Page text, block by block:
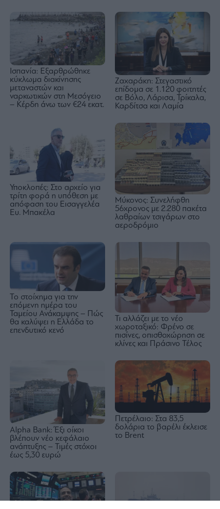
Ισπανία: Εξαρθρώθηκε
κύκλωμα διακίνησης
μεταναστών και
ναρκωτικών στη Μεσόγειο
– Κέρδη άνω των €24 εκατ.
Ζαχαράκη: Στεγαστικό
επίδομα σε 1.120 φοιτητές
σε Βόλο, Λάρισα, Τρίκαλα,
Καρδίτσα και Λαμία
Υποκλοπές: Στο αρχείο για
τρίτη φορά η υπόθεση με
απόφαση του Εισαγγελέα
Ευ. Μπακέλα
Μύκονος: Συνελήφθη
56χρονος με 2.280 πακέτα
λαθραίων τσιγάρων στο
αεροδρόμιο
Το στοίχημα για την
επόμενη ημέρα του
Ταμείου Ανάκαμψης – Πώς
θα καλύψει η Ελλάδα το
επενδυτικό κενό
Τι αλλάζει με το νέο
χωροταξικό: Φρένο σε
πισίνες, οπισθοχώρηση σε
κλίνες και Πράσινο Τέλος
Alpha Bank: Έξι οίκοι
βλέπουν νέο κεφάλαιο
ανάπτυξης – Τιμές στόχοι
έως 5,30 ευρώ
Πετρέλαιο: Στα 83,5
δολάρια το βαρέλι έκλεισε
το Brent